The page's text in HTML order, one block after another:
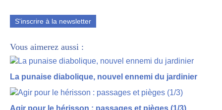
S'inscrire à la newsletter
Vous aimerez aussi :
La punaise diabolique, nouvel ennemi du jardinier
Agir pour le hérisson : passages et pièges (1/3)